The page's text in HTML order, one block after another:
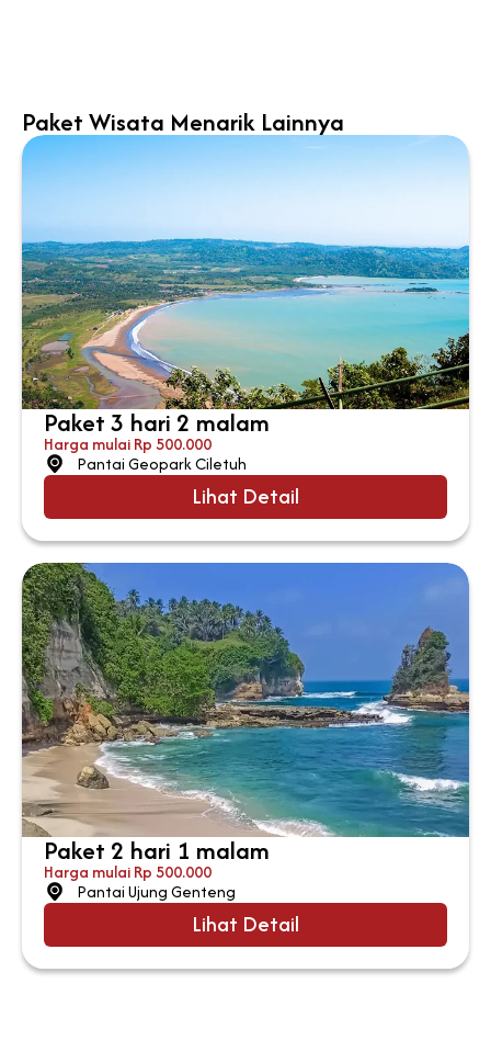
Paket Wisata Menarik Lainnya
Paket 3 hari 2 malam
Harga mulai Rp 500.000
Pantai Geopark Ciletuh
Lihat Detail
Paket 2 hari 1 malam
Harga mulai Rp 500.000
Pantai Ujung Genteng
Lihat Detail